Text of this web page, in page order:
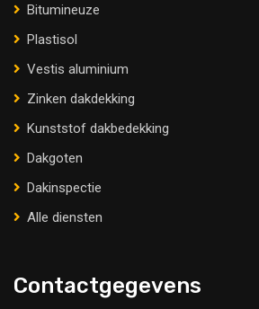
Bitumineuze
Plastisol
Vestis aluminium
Zinken dakdekking
Kunststof dakbedekking
Dakgoten
Dakinspectie
Alle diensten
Contactgegevens